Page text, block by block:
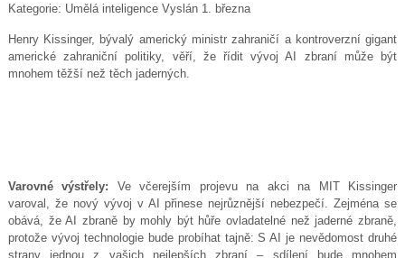
Kategorie: Umělá inteligence Vyslán1. března
Henry Kissinger, bývalý americký ministr zahraničí a kontroverzní gigant
americké zahraniční politiky, věří, že řídit vývoj AI zbraní může být
mnohem těžší než těch jaderných.
Varovné výstřely: Ve včerejším projevu na akci na MIT Kissinger
varoval, že nový vývoj v AI přinese nejrůznější nebezpečí. Zejména se
obává, že AI zbraně by mohly být hůře ovladatelné než jaderné zbraně,
protože vývoj technologie bude probíhat tajně: S AI je nevědomost druhé
strany jednou z vašich nejlepších zbraní – sdílení bude mnohem